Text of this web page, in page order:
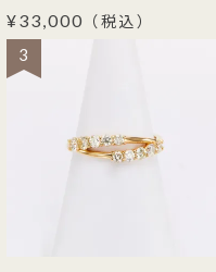
¥33,000 （税込）
3